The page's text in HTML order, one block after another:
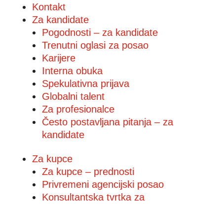
Kontakt
Za kandidate
Pogodnosti – za kandidate
Trenutni oglasi za posao
Karijere
Interna obuka
Spekulativna prijava
Globalni talent
Za profesionalce
Često postavljana pitanja – za
kandidate
Za kupce
Za kupce – prednosti
Privremeni agencijski posao
Konsultantska tvrtka za